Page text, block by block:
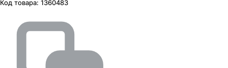
Код товара: 1360483